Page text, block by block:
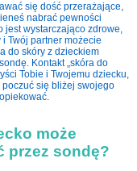
się dość przerażające,
nabrać pewności
jest wystarczająco zdrowe,
Twój partner możecie
do skóry z dzieckiem
Kontakt „skóra do
Tobie i Twojemu dziecku,
się bliżej swojego
może
przez sondę?